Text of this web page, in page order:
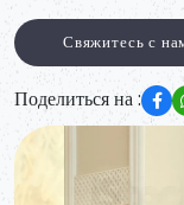
Свяжитесь с
Поделиться на :